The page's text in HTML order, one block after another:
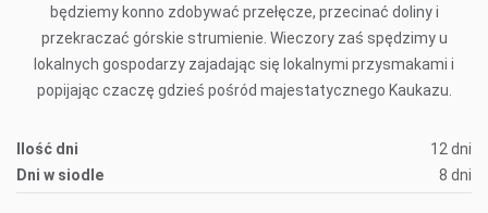
będziemy konno zdobywać przełęcze, przecinać doliny i
przekraczać górskie strumienie. Wieczory zaś spędzimy u
lokalnych gospodarzy zajadając się lokalnymi przysmakami i
popijając czaczę gdzieś pośród majestatycznego Kaukazu.
Ilość dni
12 dni
Dni w siodle
8 dni